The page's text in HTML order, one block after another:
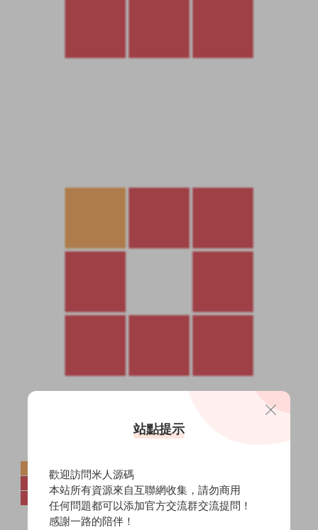
站點提示
歡迎訪問米人源碼
本站所有資源來自互聯網收集，請勿商用
任何問題都可以添加官方交流群交流提問！
感謝一路的陪伴！